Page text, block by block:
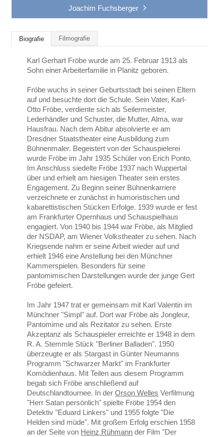
Joachim Fuchsberger
Biografie Filmografie
Karl Gerhart Fröbe wurde am 25. Februar 1913 als
Sohn einer Arbeiterfamilie in Planitz geboren.
Fröbe wuchs in seiner Geburtsstadt bei seinen Eltern
auf und besuchte dort die Schule. Sein Vater, Karl-
Otto Fröbe, verdiente sich als Seilermeister,
Lederhändler und Schuster, die Mutter, Alma, war
Hausfrau. Nach dem Abitur absolvierte er am
Dresdner Staatstheater eine Ausbildung zum
Bühnenmaler. Begeistert von der Schauspielerei
wurde Fröbe im Jahr 1935 Schüler von Erich Ponto.
Im Anschluss siedelte Fröbe 1937 nach Wuppertal
über und erhielt am hiesigen Theater sein erstes
Engagement. Zu Beginn seiner Bühnenkarriere
verzeichnete er zunächst in humoristischen und
kabarettistischen Stücken Erfolge. 1939 wurde er fest
am Frankfurter Opernhaus und Schauspielhaus
engagiert. Von 1940 bis 1944 war Fröbe, als Mitglied
der NSDAP, am Wiener Volkstheater zu sehen. Nach
Kriegsende nahm er seine Arbeit wieder auf und
erhielt 1946 eine Anstellung bei den Münchner
Kammerspielen. Besonders für seine
pantomimischen Darstellungen wurde der junge Gert
Fröbe gefeiert.
Im Jahr 1947 trat er gemeinsam mit Karl Valentin im
Münchner "Simpl" auf. Dort war Fröbe als Jongleur,
Pantomime und als Rezitator zu sehen. Erste
Akzeptanz als Schauspieler erreichte er 1948 in dem
R. A. Stemmle Stück "Berliner Balladen". 1950
überzeugte er als Stargast in Günter Neumanns
Programm "Schwarzer Markt" im Frankfurter
Komödienhaus. Mit Teilen aus diesem Programm
begab sich Fröbe anschließend auf
Deutschlandtournee. In derOrson Welles Verfilmung
"Herr Satan persönlich" spielte Fröbe 1954 den
Detektiv "Eduard Linkers" und 1955 folgte "Die
Helden sind müde". Mit großem Erfolg erschien 1958
an der Seite von Heinz Rühmann der Film "Der